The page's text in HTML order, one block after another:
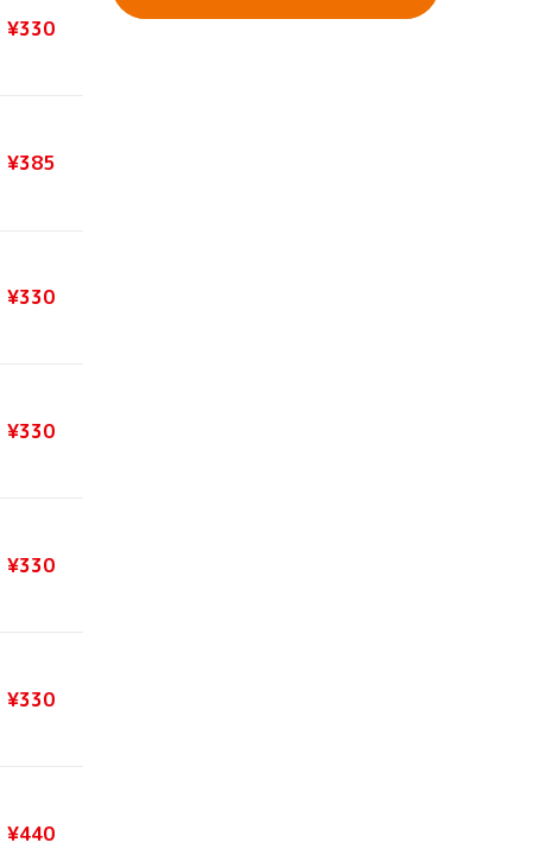
¥330
¥385
¥330
¥330
¥330
¥330
¥440